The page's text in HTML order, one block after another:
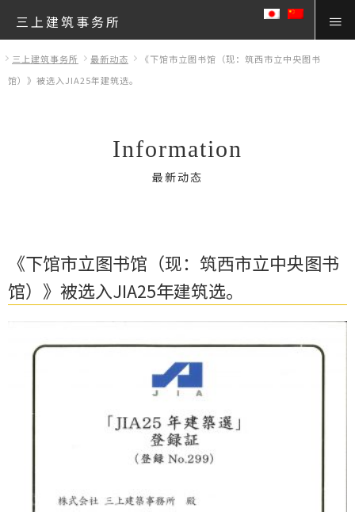
三上建筑事务所
三上建筑事务所 最新动态
《下馆市立图书馆（现：筑西市立中央图书
馆）》被选入JIA25年建筑选。
Information
最新动态
《下馆市立图书馆（现：筑西市立中央图书
馆）》被选入JIA25年建筑选。